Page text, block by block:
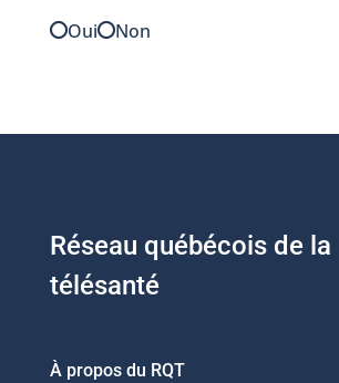
Oui
Non
Réseau québécois de la
télésanté
À propos du RQT